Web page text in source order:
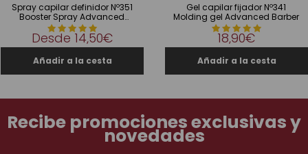
Spray capilar definidor Nº351
Booster Spray Advanced
Barber
Desde14,50€
Gel capilar fijador Nº341
Molding gel Advanced Barber
18,90€
Recibe promociones exclusivas y
novedades